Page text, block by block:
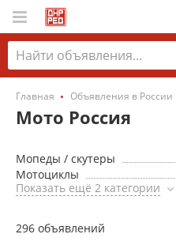
Главная Объявления в России
Мото Россия
Мопеды / скутеры
Мотоциклы
Показать ещё 2 категории
296 объявлений